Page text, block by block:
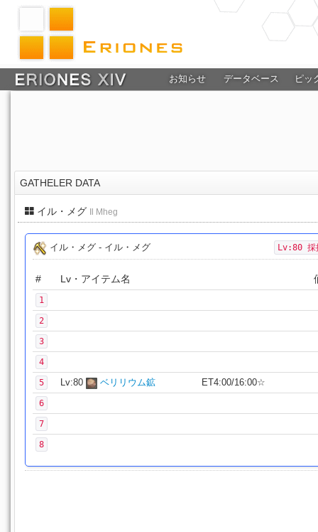
お知らせ データベース ピッ
GATHELER DATA
イル・メグ Il Mheg
イル・メグ - イル・メグ Lv:80 採
# Lv・アイテム名
1
2
3
4
5 Lv:80 ベリリウム鉱 ET4:00/16:00☆
6
7
8